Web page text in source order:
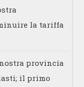
la tariffa
provincia
il primo